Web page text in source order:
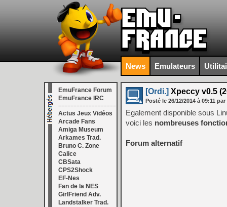
News Emulateurs
EmuFrance Forum
EmuFrance IRC
===================
Actus Jeux Vidéos
Arcade Fans
Amiga Museum
Arkames Trad.
Bruno C. Zone
Calice
CBSata
CPS2Shock
EF-Nes
Fan de la NES
GirlFriend Adv.
Landstalker Trad.
[Ordi.] Xpeccy v0.5
Posté le 26/12/2014 à 09:11 par
Egalement disponible sous
voici les nombreuses
Forum alternatif